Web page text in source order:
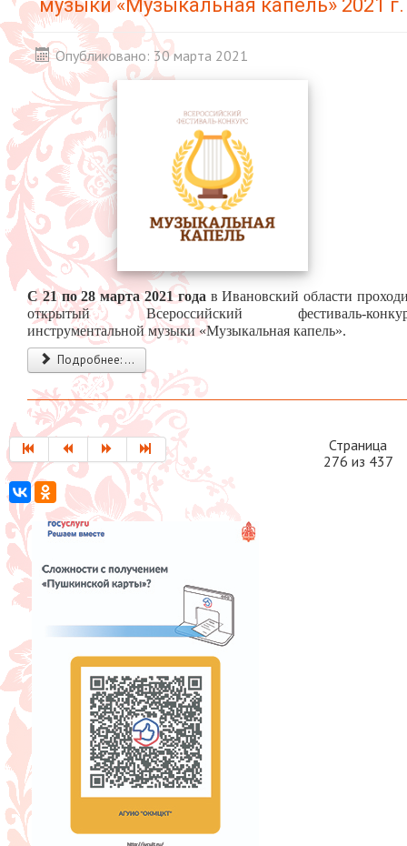
музыки «Музыкальная капель» 2021 г.
Опубликовано: 30 марта 2021
С 21 по 28 марта 2021 года в Ивановский области
открытый Всероссийский фестиваль-
инструментальной музыки «Музыкальная капель».
Подробнее: ...
Страница
276 из 437